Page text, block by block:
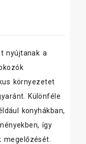
nyújtanak a
környezetet
Különféle
konyhákban,
így